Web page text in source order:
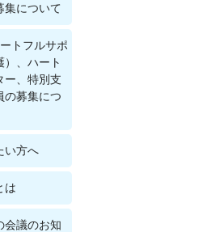
集について
トフルサポ
）、ハート
ー、特別支
の募集につ
い方へ
は
会議のお知